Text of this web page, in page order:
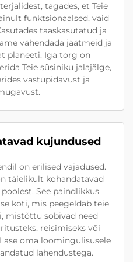
tagades, et Teie
funktsionaalsed, vaid
taaskasutatud ja
vähendada jäätmeid ja
planeeti. Iga torg on
Teie süsiniku jalajälge,
vastupidavust ja
kujundused
on erilised vajadused.
täielikult kohandatavad
See paindlikkus
koti, mis peegeldab teie
mistõttu sobivad need
reisimiseks või
oma loomingulisusele
lahendustega.